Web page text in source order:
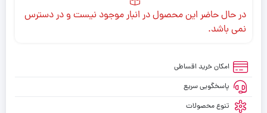
در حال حاضر این محصول در انبار موجود نیست و در دسترس
نمی باشد.
امکان خرید اقساطی
پاسخگویی سریع
تنوع محصولات